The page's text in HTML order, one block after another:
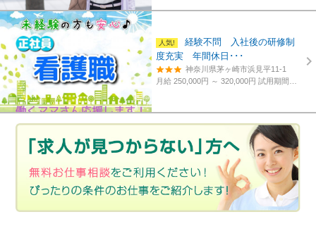
経験不問 入社後の研修制
度充実 年間休日･･･
神奈川県茅ヶ崎市浜見平11-1
月給 250,000円 ～ 320,000円試用期間あり。3カ月～4カ月。